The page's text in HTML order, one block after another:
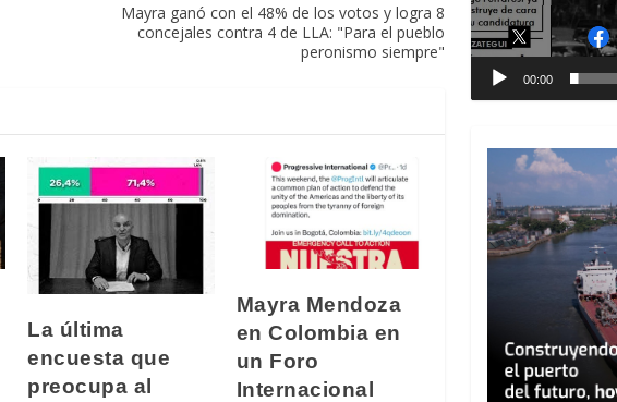
Mayra ganó con el 48% de los votos y logra 8
concejales contra 4 de LLA: "Para el pueblo
peronismo siempre"
La última
encuesta que
preocupa al
Mayra Mendoza
en Colombia en
un Foro
Internacional
00:00